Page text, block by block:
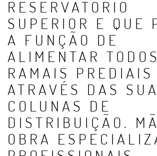
RESERVATÓRIO
SUPERIOR E QUE
A FUNÇÃO DE
ALIMENTAR
RAMAIS PREDIAIS
ATRAVÉS DAS
COLUNAS DE
DISTRIBUIÇÃO.
OBRA